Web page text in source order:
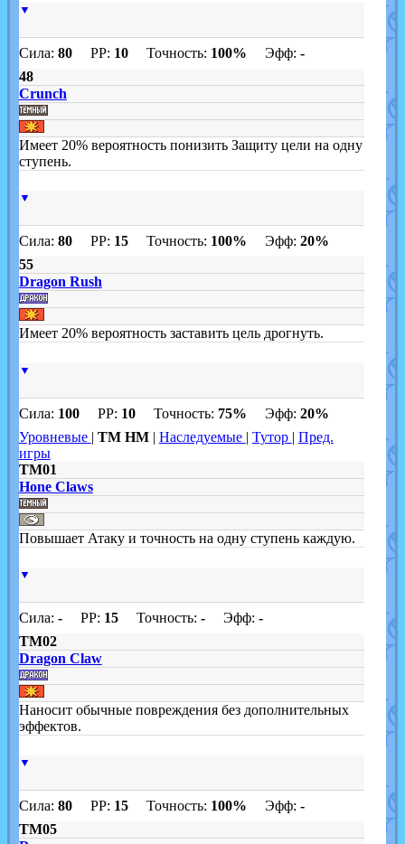
▼
Сила: 80PP: 10Точность: 100% Эфф: -
48
Crunch
Имеет 20% вероятность понизить Защиту цели на одну
ступень.
▼
Сила: 80PP: 15Точность: 100% Эфф: 20%
55
Dragon Rush
Имеет 20% вероятность заставить цель дрогнуть.
▼
Сила: 100PP: 10Точность: 75% Эфф: 20%
Уровневые | TM HM | Наследуемые | Тутор | Пред.
игры
TM01
Hone Claws
Повышает Атаку и точность на одну ступень каждую.
▼
Сила: -PP: 15Точность: -Эфф: -
TM02
Dragon Claw
Наносит обычные повреждения без дополнительных
эффектов.
▼
Сила: 80PP: 15Точность: 100% Эфф: -
TM05